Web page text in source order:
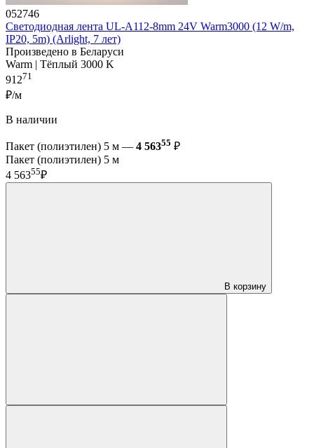
052746
Светодиодная лента UL-A112-8mm 24V Warm3000 (12 W/m,
IP20, 5m) (Arlight, 7 лет)
Произведено в Беларуси
Warm | Тёплый 3000 K
91271
₽/м
В наличии
Пакет (полиэтилен) 5 м — 4 56355 ₽
Пакет (полиэтилен) 5 м
4 56355₽
В корзину